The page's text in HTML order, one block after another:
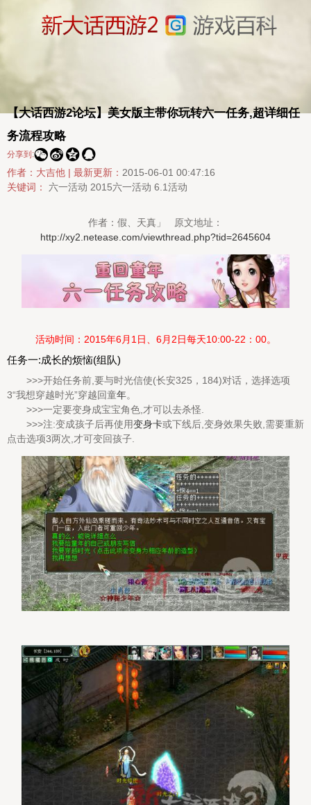
【大话西游2论坛】美女版主带你玩转六一任务,超详细任
务流程攻略
分享到: 
作者：大吉他 | 最新更新： 2015-06-01 00:47:16
关键词： 六一活动 2015六一活动 6.1活动
作者：假、天真」 原文地址：
http://xy2.netease.com/viewthread.php?tid=2645604
活动时间：2015年6月1日、6月2日每天10:00-22：00。
任务一:成长的烦恼(组队)
>>>开始任务前,要与时光信使(长安325，184)对话，选择选项
3“我想穿越时光”穿越回童年。
>>>一定要变身成宝宝角色,才可以去杀怪.
>>>注:变成孩子后再使用变身卡或下线后,变身效果失败,需要重新
点击选项3两次,才可变回孩子.